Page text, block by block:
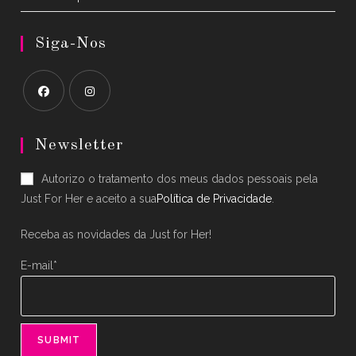
Siga-Nos
in
new
tab
in
new
tab
Newsletter
Autorizo o tratamento dos meus dados pessoais pela
Just For Her e aceito a suaPolítica de Privacidade.
Receba as novidades da Just for Her!
E-mail*